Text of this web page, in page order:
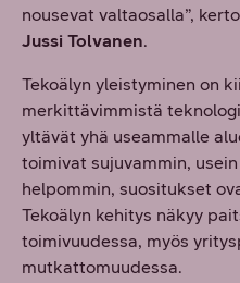
nousevat valtaosalla”,
Jussi Tolvanen.
Tekoälyn yleistyminen on
merkittävimmistä
yltävät yhä useammalle
toimivat sujuvammin,
helpommin, suositukset
Tekoälyn kehitys näkyy
toimivuudessa, myös
mutkattomuudessa.